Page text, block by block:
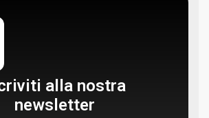
alla nostra
newsletter